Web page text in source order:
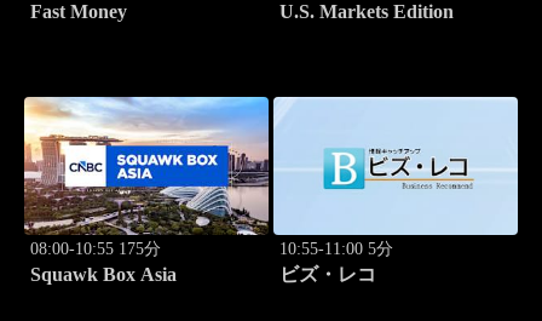
Fast Money U.S. Markets Edition
08:00-10:55 175分
Squawk Box Asia
10:55-11:00 5分
ビズ・レコ